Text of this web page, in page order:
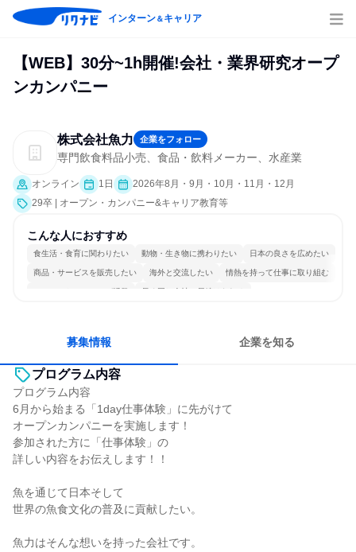
インターン＆キャリア
【WEB】30分~1h開催!会社・業界研究オープ
ンカンパニー
株式会社魚力 企業をフォロー
専門飲食料品小売、食品・飲料メーカー、水産業
オンライン 1日
2026年8月・9月・10月・11月・12月
29卒 | オープン・カンパニー&キャリア教育等
こんな人におすすめ
食生活・食育に関わりたい 動物・生き物に携わりたい 日本の良さを広めたい
商品・サービスを販売したい 海外と交流したい 情熱を持って仕事に取り組む
コミュニケーションが活発 長く同じ会社に居続けられる
募集情報 企業を知る
プログラム内容
プログラム内容
6月から始まる「1day仕事体験」に先がけて
オープンカンパニーを実施します！
参加された方に「仕事体験」の
詳しい内容をお伝えします！！
魚を通じて日本そして
世界の魚食文化の普及に貢献したい。
魚力はそんな想いを持った会社です。